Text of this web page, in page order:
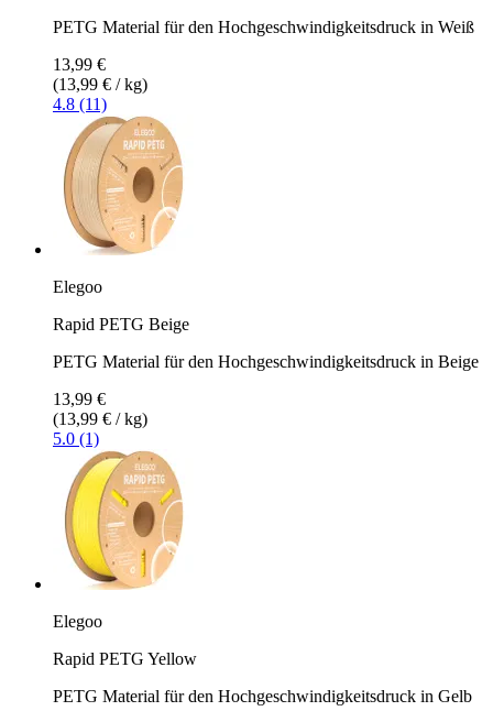
PETG Material für den Hochgeschwindigkeitsdruck in Weiß
13,99 €
(13,99 € / kg)
4.8 (11)
Elegoo
Rapid PETG Beige
PETG Material für den Hochgeschwindigkeitsdruck in Beige
13,99 €
(13,99 € / kg)
5.0 (1)
Elegoo
Rapid PETG Yellow
PETG Material für den Hochgeschwindigkeitsdruck in Gelb